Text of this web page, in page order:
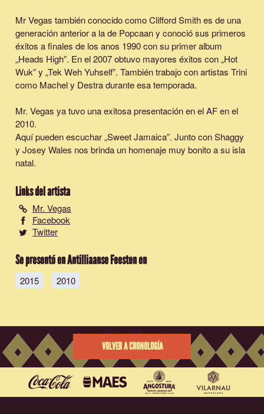
Mr Vegas también conocido como Clifford Smith es de una
generación anterior a la de Popcaan y conoció sus primeros
éxitos a finales de los anos 1990 con su primer album
„Heads High”. En el 2007 obtuvo mayores éxitos con „Hot
Wuk” y „Tek Weh Yuhself”. También trabajo con artistas Trini
como Machel y Destra durante esa temporada.
Mr. Vegas ya tuvo una exitosa presentación en el AF en el
2010.
Aquí pueden escuchar „Sweet Jamaica”. Junto con Shaggy
y Josey Wales nos brinda un homenaje muy bonito a su isla
natal.
Links del artista
Mr. Vegas
Facebook
Twitter
Se presentó en Antilliaanse Feesten en
2015 2010
VOLVER A CRONOLOGÍA